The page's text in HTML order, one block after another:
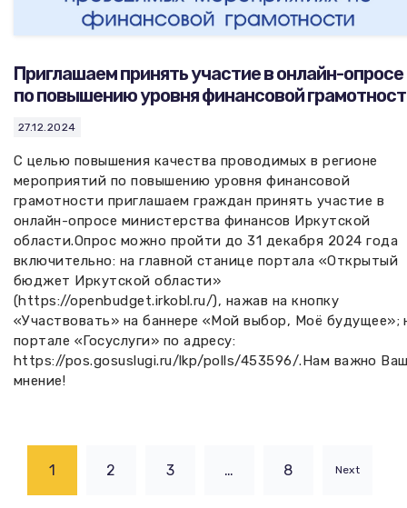
Приглашаем принять участие в онлайн-опросе
по повышению уровня финансовой
27.12.2024
С целью повышения качества проводимых в регионе
мероприятий по повышению уровня финансовой
грамотности приглашаем граждан принять участие в
онлайн-опросе министерства финансов Иркутской
области.Опрос можно пройти до 31 декабря 2024 года
включительно: на главной станице портала «Открытый
бюджет Иркутской области»
(https://openbudget.irkobl.ru/), нажав на кнопку
«Участвовать» на баннере «Мой выбор, Моё будущее»;
портале «Госуслуги» по адресу:
https://pos.gosuslugi.ru/lkp/polls/453596/.Нам важно
мнение!
1 2 3 … 8 Next